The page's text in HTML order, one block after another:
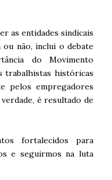
as entidades sindicais
não, inclui o debate
do Movimento
trabalhistas históricas
pelos empregadores
é resultado de
fortalecidos para
e seguirmos na luta